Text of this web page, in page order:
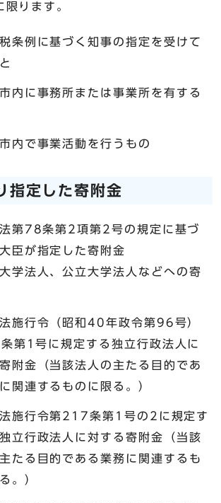
ります。
条例に基づく知事の指定を受けて
内に事務所または事業所を有する
内で事業活動を行うもの
指定した寄附金
第78条第2項第2号の規定に基づ
臣が指定した寄附金
大学法人、公立大学法人などへの寄
施行令（昭和40年政令第96号）
第1号に規定する独立行政法人に
附金（当該法人の主たる目的であ
関連するものに限る。）
施行令第217条第1号の2に規定す
立行政法人に対する寄附金（当該
たる目的である業務に関連するも
。）